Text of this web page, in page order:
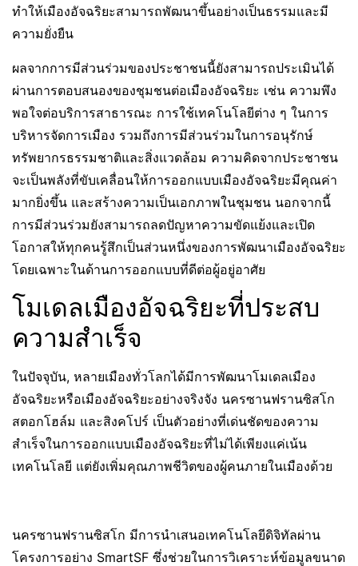
ทำให้เมืองอัจฉริยะสามารถพัฒนาขึ้นอย่างเป็นธรรมและมี
ความยั่งยืน
ผลจากการมีส่วนร่วมของประชาชนนี้ยังสามารถประเมินได้
ผ่านการตอบสนองของชุมชนต่อเมืองอัจฉริยะ เช่น ความพึง
พอใจต่อบริการสาธารณะ การใช้เทคโนโลยีต่าง ๆ ในการ
บริหารจัดการเมือง รวมถึงการมีส่วนร่วมในการอนุรักษ์
ทรัพยากรธรรมชาติและสิ่งแวดล้อม ความคิดจากประชาชน
จะเป็นพลังที่ขับเคลื่อนให้การออกแบบเมืองอัจฉริยะมีคุณค่า
มากยิ่งขึ้น และสร้างความเป็นเอกภาพในชุมชน นอกจากนี้
การมีส่วนร่วมยังสามารถลดปัญหาความขัดแย้งและเปิด
โอกาสให้ทุกคนรู้สึกเป็นส่วนหนึ่งของการพัฒนาเมืองอัจฉริยะ
โดยเฉพาะในด้านการออกแบบที่ดีต่อผู้อยู่อาศัย
โมเดลเมืองอัจฉริยะที่ประสบ
ความสำเร็จ
ในปัจจุบัน, หลายเมืองทั่วโลกได้มีการพัฒนาโมเดลเมือง
อัจฉริยะหรือเมืองอัจฉริยะอย่างจริงจัง นครซานฟรานซิสโก
สตอกโฮล์ม และสิงคโปร์ เป็นตัวอย่างที่เด่นชัดของความ
สำเร็จในการออกแบบเมืองอัจฉริยะที่ไม่ได้เพียงแค่เน้น
เทคโนโลยี แต่ยังเพิ่มคุณภาพชีวิตของผู้คนภายในเมืองด้วย
นครซานฟรานซิสโก มีการนำเสนอเทคโนโลยีดิจิทัลผ่าน
โครงการอย่าง SmartSF ซึ่งช่วยในการวิเคราะห์ข้อมูลขนาด